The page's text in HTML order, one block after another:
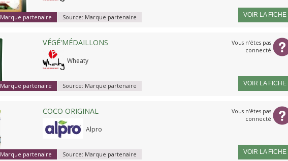
Marque partenaire Source: Marque partenaire VOIR LA FICHE
VÉGÉ'MÉDAILLONS
Wheaty
Marque partenaire Source: Marque partenaire
Vous n'êtes pas
connecté
VOIR LA FICHE
COCO ORIGINAL
Alpro
Marque partenaire Source: Marque partenaire
Vous n'êtes pas
connecté
VOIR LA FICHE